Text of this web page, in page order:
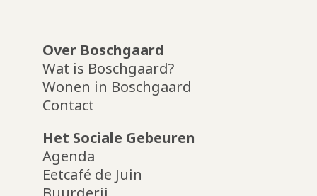
Over Boschgaard
Wat is Boschgaard?
Wonen in Boschgaard
Contact
Het Sociale Gebeuren
Agenda
Eetcafé de Juin